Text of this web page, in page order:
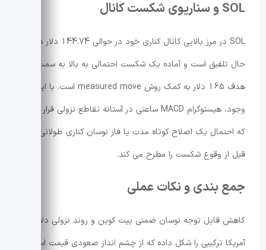
SOL و سناریوی شکست کانال
SOL در مرز بالایی کانال کناری خود در حوالی 144.74 دلار در
حال تلفیق است و آماده یک شکست احتمالی به بالا به سمت
هدف 165 دلار به کمک روش measured move است. با این
وجود، هیستوگرام MACD ساعتی در آستانه تقاطع نزولی قرار دارد
که احتمال یک اصلاح کوتاه مدت یا فاز نوسان کناری طولانی تر
قبل از وقوع شکست را مطرح می کند.
جمع بندی و نکات عملی
کاهش قابل توجه نوسان ضمنی بیت کوین و روند نزولی دلار
آمریکا ترکیبی را شکل داده که از چشم انداز صعودی قیمت اسپات